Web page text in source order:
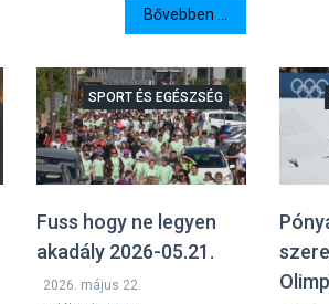
Bővebben ...
Fuss hogy ne legyen
akadály 2026-05.21.
SPORT ÉS EGÉSZSÉG
2026. május 22.